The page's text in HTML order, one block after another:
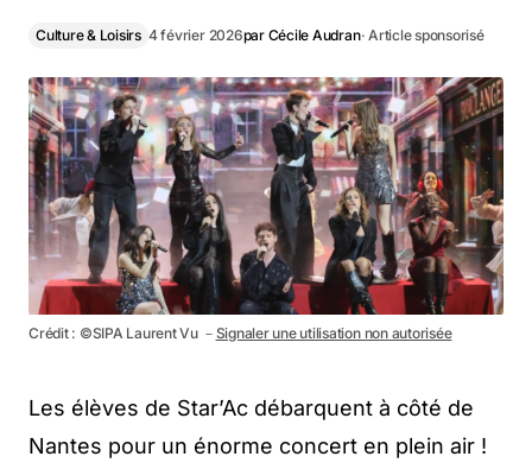
Culture & Loisirs 4 février 2026par Cécile Audran· Article sponsorisé
Crédit : ©SIPA Laurent Vu － Signaler une utilisation non autorisée
Les élèves de Star’Ac débarquent à côté de
Nantes pour un énorme concert en plein air !